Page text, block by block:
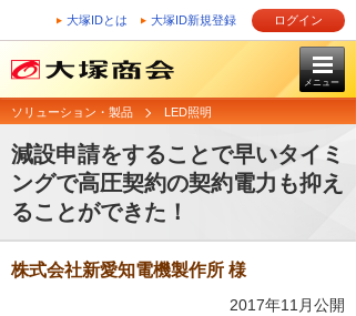
大塚IDとは 大塚ID新規登録 ログイン
メニュー
ソリューション・製品 LED照明
減設申請をすることで早いタイミ
ングで高圧契約の契約電力も抑え
ることができた！
株式会社新愛知電機製作所 様
2017年11月公開